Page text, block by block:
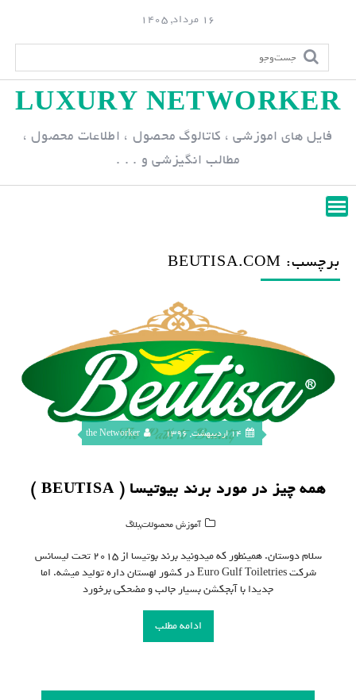
p
n
16 مرداد, 1405
LUXURY NETWORKER
فایل های اموزشی ، کاتالوگ محصول ، اطلاعات محصول ،
مطالب انگیزشی و . . .
برچسب: BEUTISA.COM
14 اردیبهشت, 1396 the Networker
همه چیز در مورد برند بیوتیسا ( BEUTISA )
آموزش محصولات,بلاگ
سلام دوستان. همینطور که میدونید برند بوتیسا از ۲۰۱۵ تحت لیسانس
شرکت Euro Gulf Toiletries در کشور لهستان داره تولید میشه. اما
جدیدا با آبجکشن بسیار جالب و مضحکی برخورد
ادامه مطلب